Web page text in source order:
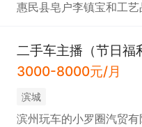
惠民县皂户李镇宝和工艺
二手车主播（节日福
3000-8000元/月
滨城
滨州玩车的小罗圈汽贸有